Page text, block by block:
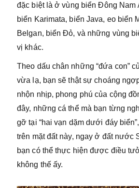
đặc biệt là ở vùng biển Đông Nam
biển Karimata, biển Java, eo biển
Belgan, biển Đỏ, và những vùng
vị khác.
Theo dấu chân những “đứa con”
vừa lạ, bạn sẽ thật sự choáng
nhộn nhịp, phong phú của cộng
đây, những cá thể mà bạn từng
gỡ tại “hai vạn dặm dưới đáy
trên mặt đất này, ngay ở đất nước
bạn có thể thực hiện được điều
không thế ấy.